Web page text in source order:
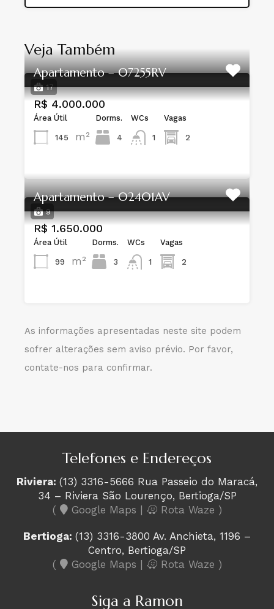
Veja Também
17
Apartamento – 07255RV
R$ 4.000.000
Dorms.
4
WCs
1
Área Útil
145 m²
Vagas
2
9
Apartamento – 02401AV
R$ 1.650.000
Dorms.
3
WCs
1
Área Útil
99 m²
Vagas
2
As informações apresentadas neste site podem
sofrer alterações sem aviso prévio. Por favor,
contate-nos para confirmar.
Telefones e Endereços
Riviera: (13) 3316-5666 Rua Passeio do Maracá,
34 – Riviera São Lourenço, Bertioga/SP
(
Google Maps | Rota Waze )
Bertioga: (13) 3316-3800 Av. Anchieta, 1196 –
Centro, Bertioga/SP
(
Google Maps | Rota Waze )
Siga a Ramon